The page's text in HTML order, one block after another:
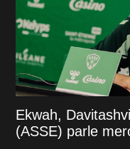
Ekwah,
(ASSE) parle